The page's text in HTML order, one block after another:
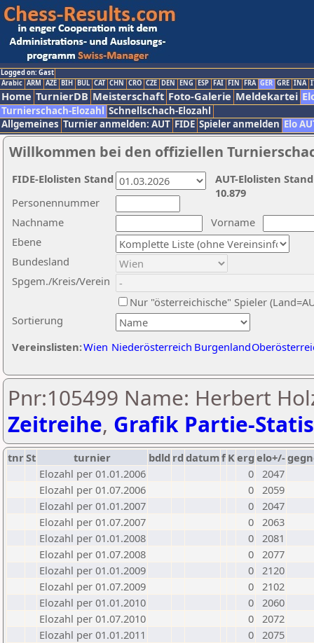
Logged on: Gast
Arabic ARM AZE BIH BUL CAT CHN CRO CZE DEN ENG ESP FAI FIN FRA GER GRE INA
Home TurnierDB Meisterschaft Foto-Galerie Meldekartei
Turnierschach-Elozahl Schnellschach-Elozahl
Allgemeines Turnier anmelden: AUT FIDE Spieler anmelden Elo
Willkommen bei den offiziellen
Nachname
Vorname
Ebene
Sortierung
Personennummer
Bundesland
Spgem./Kreis/Verein
Nur "österreichische" Spieler
Vereinslisten:Wien Niederösterreich Burgenland
AUT-Elolisten
10.879
FIDE-Elolisten Stand
Pnr:105499 Name: Herbert
Zeitreihe, Grafik Partie-
tnrSt turnier bdld rd datumf Kerg elo+/-
Elozahl per 01.01.2006
0 2047
Elozahl per 01.07.2006
0 2059
Elozahl per 01.01.2007
0 2047
Elozahl per 01.07.2007
0 2063
Elozahl per 01.01.2008
0 2081
Elozahl per 01.07.2008
0 2077
Elozahl per 01.01.2009
0 2120
Elozahl per 01.07.2009
0 2102
Elozahl per 01.01.2010
0 2060
Elozahl per 01.07.2010
0 2072
Elozahl per 01.01.2011
0 2075